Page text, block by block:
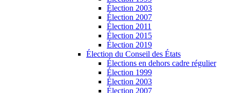
Élection 2003
Élection 2007
Élection 2011
Élection 2015
Élection 2019
Élection du Conseil des États
Élections en dehors cadre régulier
Élection 1999
Élection 2003
Élection 2007